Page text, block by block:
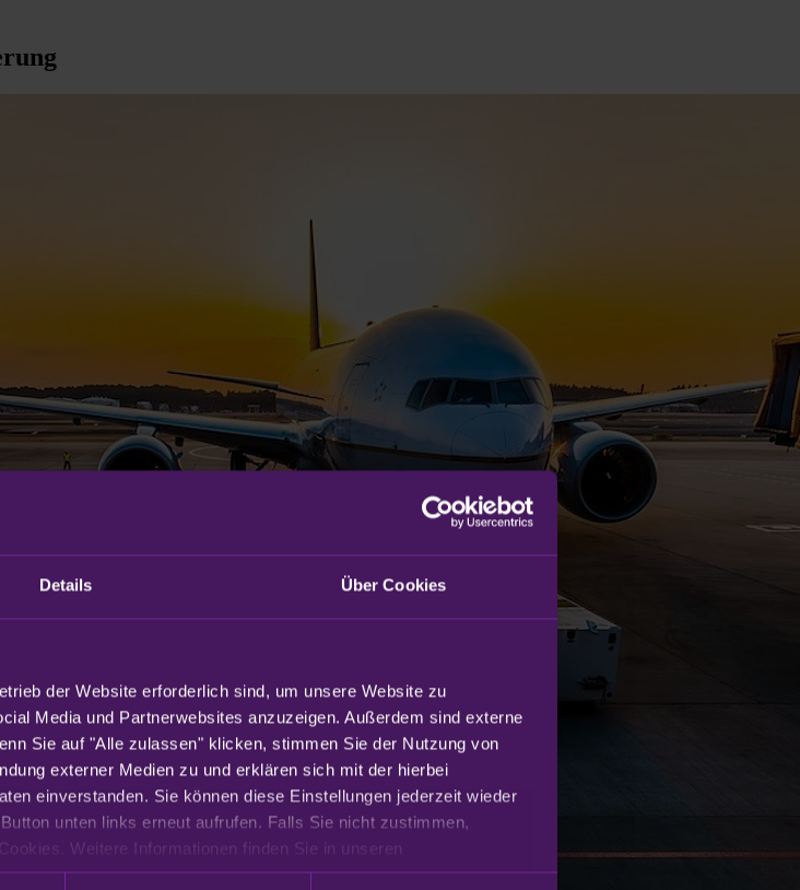
Details Über Cookies
der Website erforderlich sind, um unsere Website zu
Media und Partnerwebsites anzuzeigen. Außerdem sind externe
Sie auf "Alle zulassen" klicken, stimmen Sie der Nutzung von
externer Medien zu und erklären sich mit der hierbei
einverstanden. Sie können diese Einstellungen jederzeit wieder
unten links erneut aufrufen. Falls Sie nicht zustimmen,